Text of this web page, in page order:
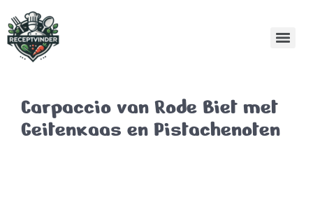
Carpaccio van Rode Biet met
Geitenkaas en Pistachenoten